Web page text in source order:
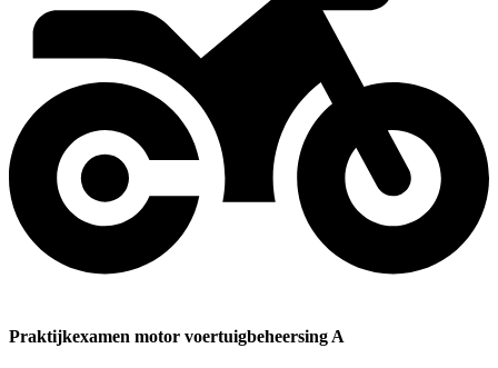
Praktijkexamen motor voertuigbeheersing A